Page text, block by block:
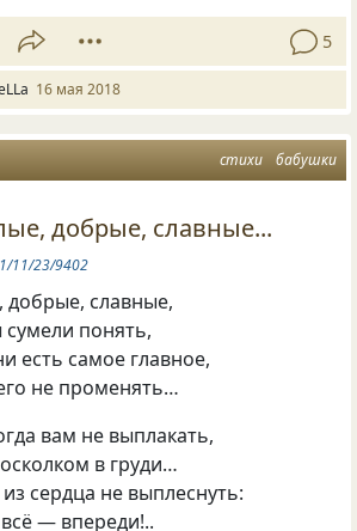
5
16 мая 2018
стихи бабушки
добрые, славные...
11/23/9402
славные,
понять,
есть самое главное,
не променять…
вам не выплакать,
в груди…
сердца не выплеснуть:
— впереди!..